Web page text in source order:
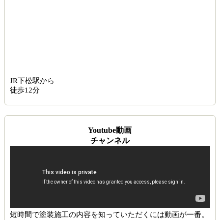
JR下松駅から
徒歩12分
Youtube動画
チャンネル
短時間で塗装施工の内容を知っていただくには動画が一番。